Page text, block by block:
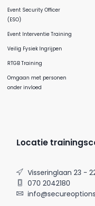
Event Security Officer
(ESO)
Event Interventie Training
Veilig Fysiek Ingrijpen
RTGB Training
Omgaan met personen
onder invloed
Locatie
Visseringlaan 23 -
070 2042180